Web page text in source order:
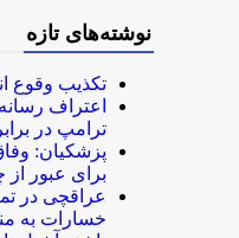
نوشته‌های تازه
تکذیب وقوع
اعتراف
ترامپ در
پزشکیان:
برای عبور
عراقچی در
خسارات به